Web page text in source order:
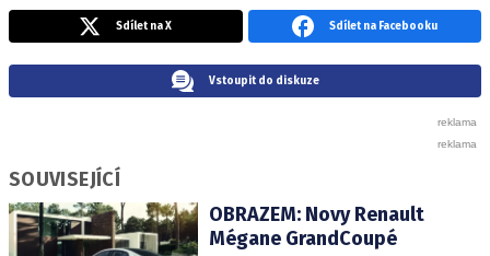
Sdílet na X Sdílet na Facebooku
Vstoupit do diskuze
SOUVISEJÍCÍ
OBRAZEM: Novy Renault
Mégane GrandCoupé